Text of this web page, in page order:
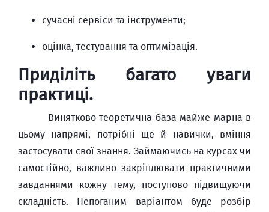
сучасні сервіси та інструменти;
оцінка, тестування та оптимізація.
Приділіть багато уваги
практиці.
Винятково теоретична база майже марна в
цьому напрямі, потрібні ще й навички, вміння
застосувати свої знання. Займаючись на курсах чи
самостійно, важливо закріплювати практичними
завданнями кожну тему, поступово підвищуючи
складність. Непоганим варіантом буде розбір